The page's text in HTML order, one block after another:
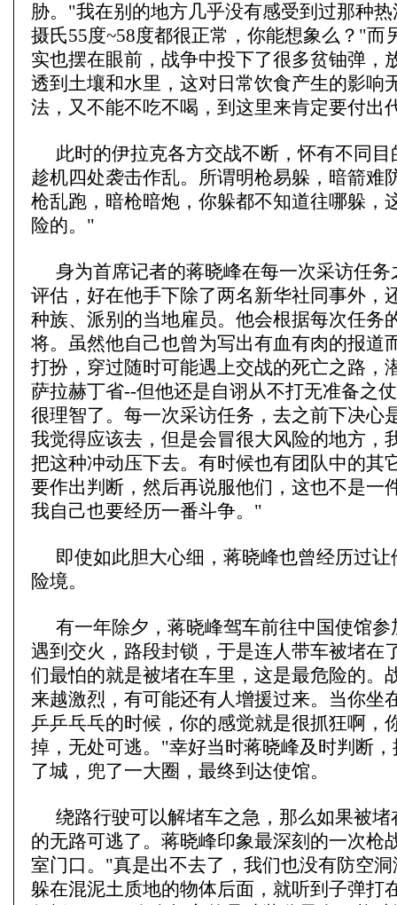
胁。"我在别的地方几乎没有感受到过那种
摄氏55度~58度都很正常，你能想象么？"而
实也摆在眼前，战争中投下了很多贫铀弹，
透到土壤和水里，这对日常饮食产生的影响
法，又不能不吃不喝，到这里来肯定要付出
此时的伊拉克各方交战不断，怀有不同
趁机四处袭击作乱。所谓明枪易躲，暗箭难
枪乱跑，暗枪暗炮，你躲都不知道往哪躲，
险的。"
身为首席记者的蒋晓峰在每一次采访任
评估，好在他手下除了两名新华社同事外，
种族、派别的当地雇员。他会根据每次任务
将。虽然他自己也曾为写出有血有肉的报道
打扮，穿过随时可能遇上交战的死亡之路，
萨拉赫丁省--但他还是自诩从不打无准备之
很理智了。每一次采访任务，去之前下决心
我觉得应该去，但是会冒很大风险的地方，
把这种冲动压下去。有时候也有团队中的其
要作出判断，然后再说服他们，这也不是一
我自己也要经历一番斗争。"
即使如此胆大心细，蒋晓峰也曾经历过
险境。
有一年除夕，蒋晓峰驾车前往中国使馆
遇到交火，路段封锁，于是连人带车被堵在
们最怕的就是被堵在车里，这是最危险的。
来越激烈，有可能还有人增援过来。当你坐
乒乒乓乓的时候，你的感觉就是很抓狂啊，
掉，无处可逃。"幸好当时蒋晓峰及时判断
了城，兜了一大圈，最终到达使馆。
绕路行驶可以解堵车之急，那么如果被
的无路可逃了。蒋晓峰印象最深刻的一次枪
室门口。"真是出不去了，我们也没有防空
躲在混泥土质地的物体后面，就听到子弹打